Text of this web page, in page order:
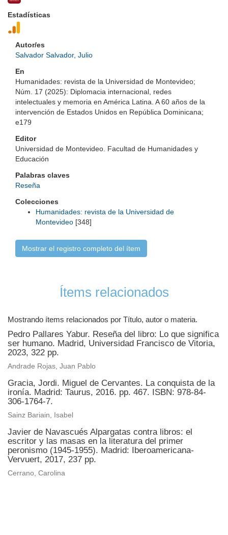
Estadísticas
Autor/es
Salvador Salvador, Julio
En
Humanidades: revista de la Universidad de Montevideo;
Núm. 17 (2025): Diplomacia internacional, redes
intelectuales y memoria en América Latina. A 60 años de la
intervención de Estados Unidos en República Dominicana;
e179
Editor
Universidad de Montevideo. Facultad de Humanidades y
Educación
Palabras claves
Reseña
Colecciones
Humanidades: revista de la Universidad de
Montevideo [348]
Mostrar el registro completo del ítem
Ítems relacionados
Mostrando ítems relacionados por Título, autor o materia.
Pedro Pallares Yabur. Reseña del libro: Lo que significa
ser humano. Madrid, Universidad Francisco de Vitoria,
2023, 322 pp.
Andrade Rojas, Juan Pablo
Gracia, Jordi. Miguel de Cervantes. La conquista de la
ironía. Madrid: Taurus, 2016. pp. 467. ISBN: 978-84-
306-1764-7.
Sainz Bariain, Isabel
Javier de Navascués Alpargatas contra libros: el
escritor y las masas en la literatura del primer
peronismo (1945-1955). Madrid: Iberoamericana-
Vervuert, 2017, 237 pp.
Cerrano, Carolina